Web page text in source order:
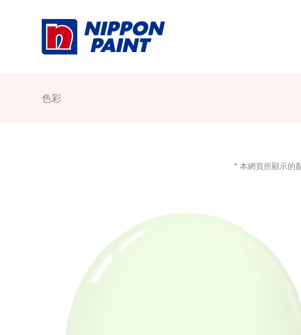
色彩
* 本網頁所顯示的